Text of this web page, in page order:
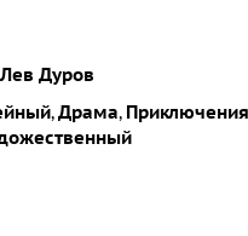
Лев Дуров
,Драма, Приключения